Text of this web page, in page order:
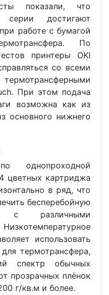
показали, что
достигают
работе с бумагой
По
принтеры OKI
со всеми
При этом подача
возможна как из
основного нижнего
однопроходной
цветных картриджа
в ряд, что
бесперебойную
с различными
использовать
термотрансфера,
спектр обычных
прозрачных плёнок
г/кв.м и более.